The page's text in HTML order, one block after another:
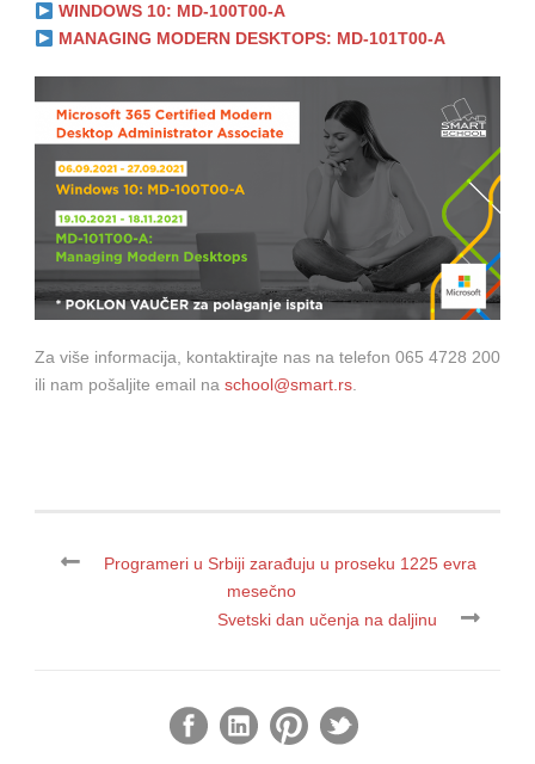
WINDOWS 10: MD-100T00-A
MANAGING MODERN DESKTOPS: MD-101T00-A
Za više informacija, kontaktirajte nas na telefon 065 4728 200
ili nam pošaljite email na school@smart.rs
Programeri u Srbiji zarađuju u proseku 1225 evra
mesečno
Svetski dan učenja na daljinu